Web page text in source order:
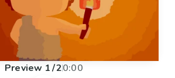
Preview 1/20:00